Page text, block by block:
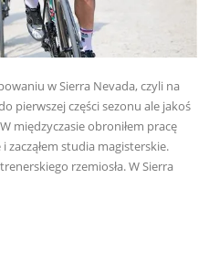
w Sierra Nevada, czyli na
pierwszej części sezonu ale jakoś
międzyczasie obroniłem pracę
zacząłem studia magisterskie.
rzemiosła. W Sierra